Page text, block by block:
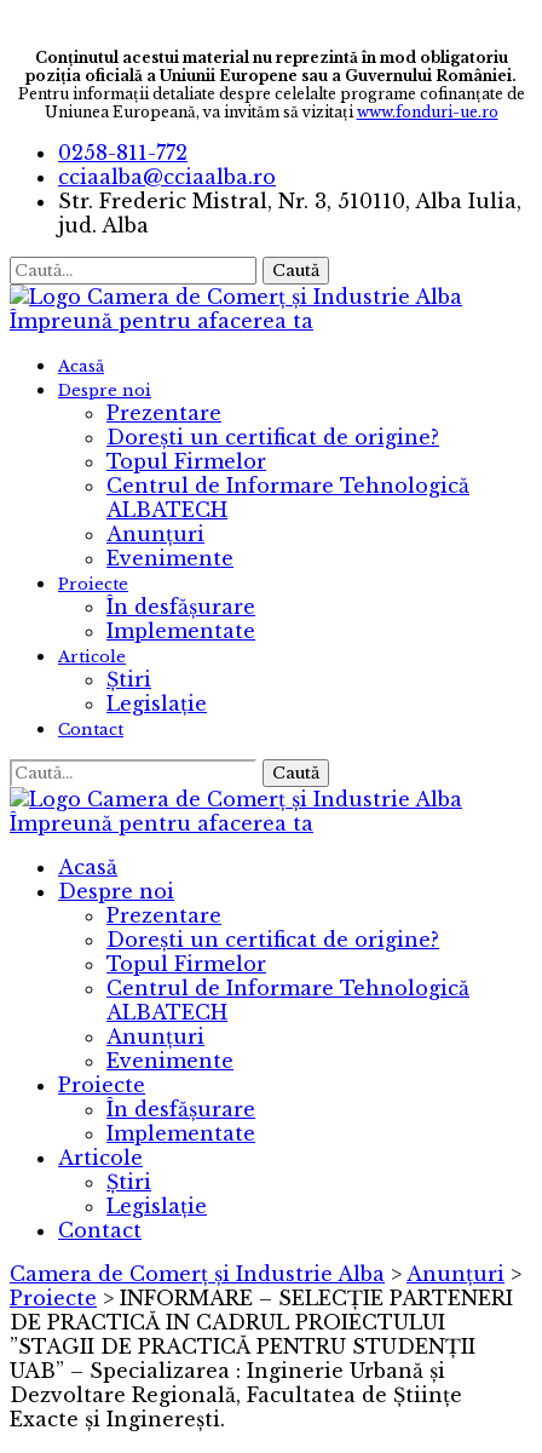
Conținutul acestui material nu reprezintă în mod obligatoriu
poziția oficială a Uniunii Europene sau a Guvernului României.
Pentru informaţii detaliate despre celelalte programe cofinanţate de
Uniunea Europeană, va invităm să vizitaţiwww.fonduri-ue.ro
0258-811-772
cciaalba@cciaalba.ro
Str. Frederic Mistral, Nr. 3, 510110, Alba Iulia,
jud. Alba
Caută
Camera de Comerț și Industrie Alba
Împreună pentru afacerea ta
Acasă
Despre noi
Prezentare
Dorești un certificat de origine?
Topul Firmelor
Centrul de Informare Tehnologică
ALBATECH
Anunțuri
Evenimente
Proiecte
În desfășurare
Implementate
Articole
Știri
Legislație
Contact
Caută
Camera de Comerț și Industrie Alba
Împreună pentru afacerea ta
Acasă
Despre noi
Prezentare
Dorești un certificat de origine?
Topul Firmelor
Centrul de Informare Tehnologică
ALBATECH
Anunțuri
Evenimente
Proiecte
În desfășurare
Implementate
Articole
Știri
Legislație
Contact
Camera de Comerț și Industrie Alba > Anunțuri >
Proiecte > INFORMARE – SELECȚIE PARTENERI
DE PRACTICĂ IN CADRUL PROIECTULUI
”STAGII DE PRACTICĂ PENTRU STUDENȚII
UAB” – Specializarea : Inginerie Urbană și
Dezvoltare Regională, Facultatea de Științe
Exacte și Inginerești.